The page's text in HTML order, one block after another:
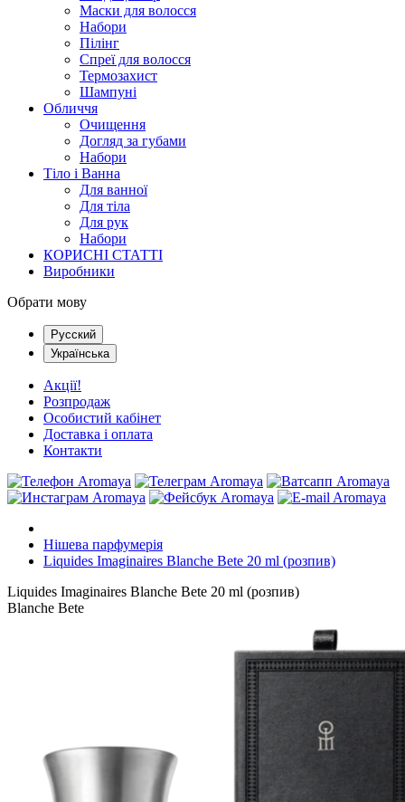
Маски для волосся
Набори
Пілінг
Спреї для волосся
Термозахист
Шампуні
Обличчя
Очищення
Догляд за губами
Набори
Тіло і Ванна
Для ванної
Для тіла
Для рук
Набори
КОРИСНІ СТАТТІ
Виробники
Обрати мову
Русский
Українська
Акції!
Розпродаж
Особистий кабінет
Доставка і оплата
Контакти
Нішева парфумерія
Liquides Imaginaires Blanche Bete 20 ml (розпив)
Liquides Imaginaires Blanche Bete 20 ml (розпив)
Blanche Bete